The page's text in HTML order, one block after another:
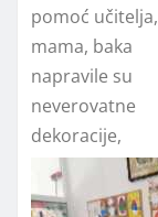
pomoć učitelja,
mama, baka
napravile su
neverovatne
dekoracije,